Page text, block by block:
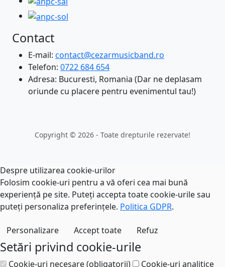
Contact
E-mail: contact@cezarmusicband.ro
Telefon: 0722 684 654
Adresa: Bucuresti, Romania (Dar ne deplasam
oriunde cu placere pentru evenimentul tau!)
Copyright © 2026 - Toate drepturile rezervate!
Despre utilizarea cookie-urilor
Folosim cookie-uri pentru a vă oferi cea mai bună
experiență pe site. Puteți accepta toate cookie-urile sau
puteți personaliza preferințele. Politica GDPR.
Personalizare Accept toate Refuz
Setări privind cookie-urile
Cookie-uri necesare (obligatorii) Cookie-uri analitice